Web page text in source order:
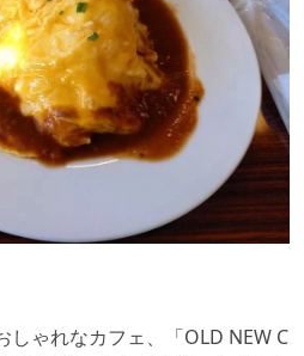
しゃれなカフェ、「OLD NEW C